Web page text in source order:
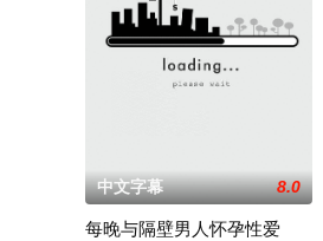
中文字幕 8.0
每晚与隔壁男人怀孕性爱